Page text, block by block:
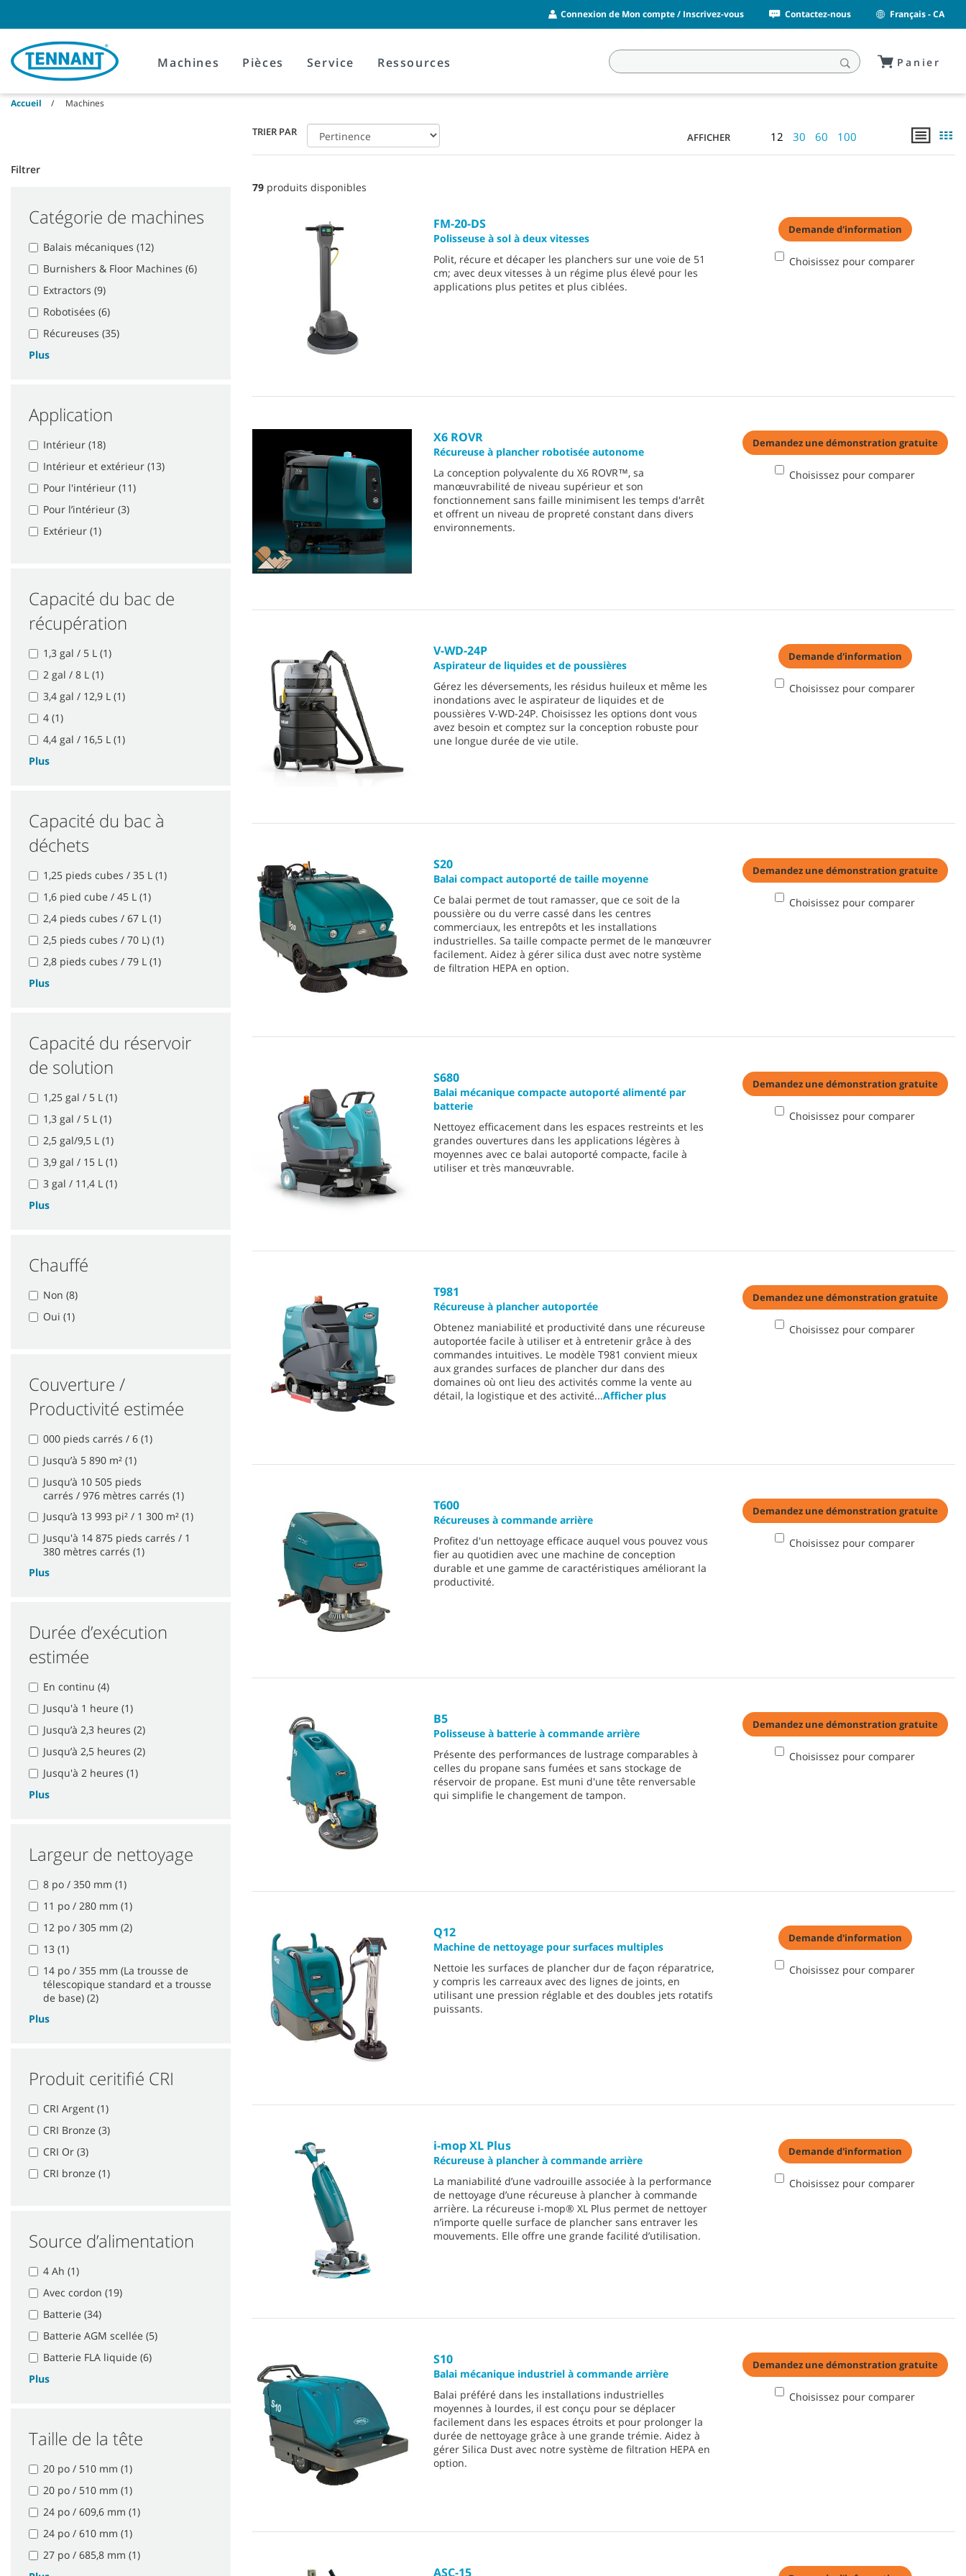
content
navigation
menu
Connexion de Mon compte / Inscrivez-vous Contactez-nous Français - CA
Machines Pièces Service Ressources Panier
Accueil Machines
TRIER PAR AFFICHER 12 30 60 100
Filtrer
Catégorie de machines
Balais mécaniques (12)
Burnishers & Floor Machines (6)
Extractors (9)
Robotisées (6)
Récureuses (35)
Plus
Application
Intérieur (18)
Intérieur et extérieur (13)
Pour l'intérieur (11)
Pour l’intérieur (3)
Extérieur (1)
Capacité du bac de
récupération
1,3 gal / 5 L (1)
2 gal / 8 L (1)
3,4 gal / 12,9 L (1)
4 (1)
4,4 gal / 16,5 L (1)
Plus
Capacité du bac à
déchets
1,25 pieds cubes / 35 L (1)
1,6 pied cube / 45 L (1)
2,4 pieds cubes / 67 L (1)
2,5 pieds cubes / 70 L) (1)
2,8 pieds cubes / 79 L (1)
Plus
Capacité du réservoir
de solution
1,25 gal / 5 L (1)
1,3 gal / 5 L (1)
2,5 gal/9,5 L (1)
3,9 gal / 15 L (1)
3 gal / 11,4 L (1)
Plus
Chauffé
Non (8)
Oui (1)
Couverture /
Productivité estimée
000 pieds carrés / 6 (1)
Jusqu’à 5 890 m² (1)
Jusqu’à 10 505 pieds
carrés / 976 mètres carrés (1)
Jusqu’à 13 993 pi² / 1 300 m² (1)
Jusqu'à 14 875 pieds carrés / 1
380 mètres carrés (1)
Plus
Durée d’exécution
estimée
En continu (4)
Jusqu'à 1 heure (1)
Jusqu’à 2,3 heures (2)
Jusqu’à 2,5 heures (2)
Jusqu'à 2 heures (1)
Plus
Largeur de nettoyage
8 po / 350 mm (1)
11 po / 280 mm (1)
12 po / 305 mm (2)
13 (1)
14 po / 355 mm (La trousse de
télescopique standard et a trousse
de base) (2)
Plus
Produit ceritifié CRI
CRI Argent (1)
CRI Bronze (3)
CRI Or (3)
CRI bronze (1)
Source d’alimentation
4 Ah (1)
Avec cordon (19)
Batterie (34)
Batterie AGM scellée (5)
Batterie FLA liquide (6)
Plus
Taille de la tête
20 po / 510 mm (1)
20 po / 510 mm (1)
24 po / 609,6 mm (1)
24 po / 610 mm (1)
27 po / 685,8 mm (1)
79 produits disponibles
FM-20-DS
Polisseuse à sol à deux vitesses
Polit, récure et décaper les planchers sur une voie de 51
cm; avec deux vitesses à un régime plus élevé pour les
applications plus petites et plus ciblées.
Demande d'information
Choisissez pour comparer
X6 ROVR
Récureuse à plancher robotisée autonome
La conception polyvalente du X6 ROVR™, sa
manœuvrabilité de niveau supérieur et son
fonctionnement sans faille minimisent les temps d'arrêt
et offrent un niveau de propreté constant dans divers
environnements.
Demandez une démonstration gratuite
Choisissez pour comparer
V-WD-24P
Aspirateur de liquides et de poussières
Gérez les déversements, les résidus huileux et même les
inondations avec le aspirateur de liquides et de
poussières V-WD-24P. Choisissez les options dont vous
avez besoin et comptez sur la conception robuste pour
une longue durée de vie utile.
Demande d'information
Choisissez pour comparer
S20
Balai compact autoporté de taille moyenne
Ce balai permet de tout ramasser, que ce soit de la
poussière ou du verre cassé dans les centres
commerciaux, les entrepôts et les installations
industrielles. Sa taille compacte permet de le manœuvrer
facilement. Aidez à gérer silica dust avec notre système
de filtration HEPA en option.
Demandez une démonstration gratuite
Choisissez pour comparer
S680
Balai mécanique compacte autoporté alimenté par
batterie
Nettoyez efficacement dans les espaces restreints et les
grandes ouvertures dans les applications légères à
moyennes avec ce balai autoporté compacte, facile à
utiliser et très manœuvrable.
Demandez une démonstration gratuite
Choisissez pour comparer
T981
Récureuse à plancher autoportée
Obtenez maniabilité et productivité dans une récureuse
autoportée facile à utiliser et à entretenir grâce à des
commandes intuitives. Le modèle T981 convient mieux
aux grandes surfaces de plancher dur dans des
domaines où ont lieu des activités comme la vente au
détail, la logistique et des activité...Afficher plus
Demandez une démonstration gratuite
Choisissez pour comparer
T600
Récureuses à commande arrière
Profitez d'un nettoyage efficace auquel vous pouvez vous
fier au quotidien avec une machine de conception
durable et une gamme de caractéristiques améliorant la
productivité.
Demandez une démonstration gratuite
Choisissez pour comparer
B5
Polisseuse à batterie à commande arrière
Présente des performances de lustrage comparables à
celles du propane sans fumées et sans stockage de
réservoir de propane. Est muni d'une tête renversable
qui simplifie le changement de tampon.
Demandez une démonstration gratuite
Choisissez pour comparer
Q12
Machine de nettoyage pour surfaces multiples
Nettoie les surfaces de plancher dur de façon réparatrice,
y compris les carreaux avec des lignes de joints, en
utilisant une pression réglable et des doubles jets rotatifs
puissants.
Demande d'information
Choisissez pour comparer
i-mop XL Plus
Récureuse à plancher à commande arrière
La maniabilité d’une vadrouille associée à la performance
de nettoyage d’une récureuse à plancher à commande
arrière. La récureuse i-mop® XL Plus permet de nettoyer
n’importe quelle surface de plancher sans entraver les
mouvements. Elle offre une grande facilité d’utilisation.
Demande d'information
Choisissez pour comparer
S10
Balai mécanique industriel à commande arrière
Balai préféré dans les installations industrielles
moyennes à lourdes, il est conçu pour se déplacer
facilement dans les espaces étroits et pour prolonger la
durée de nettoyage grâce à une grande trémie. Aidez à
gérer Silica Dust avec notre système de filtration HEPA en
option.
Demandez une démonstration gratuite
Choisissez pour comparer
ASC-15